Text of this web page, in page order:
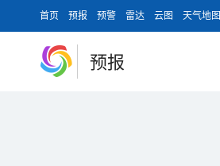
首页 预报 预警 雷达 云图 天气地图
预报